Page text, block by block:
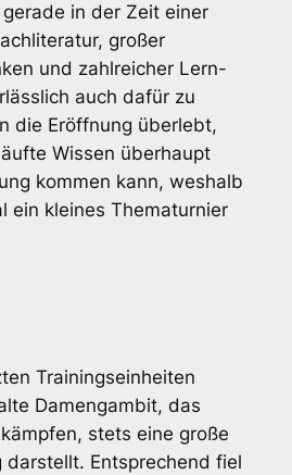
in der Zeit einer
großer
und zahlreicher Lern-
auch dafür zu
die Eröffnung überlebt,
Wissen überhaupt
kommen kann, weshalb
ein kleines Thematurnier
Trainingseinheiten
Damengambit, das
stets eine große
darstellt. Entsprechend fiel